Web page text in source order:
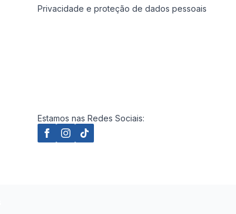
Privacidade e proteção de dados pessoais
Estamos nas Redes Sociais: